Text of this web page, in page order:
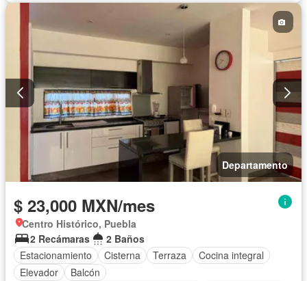
Departamento
$ 23,000 MXN/mes
Centro Histórico, Puebla
2 Recámaras
2 Baños
Estacionamiento
Cisterna Terraza
Cocina integral
Elevador
Balcón